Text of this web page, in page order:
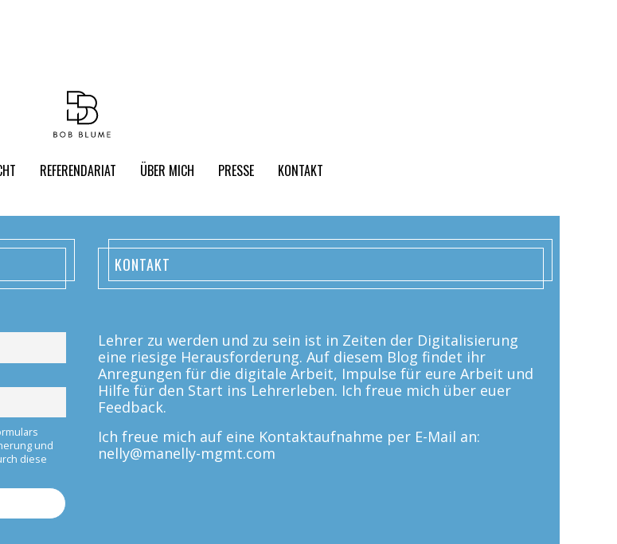
REFERENDARIAT ÜBER MICH PRESSE KONTAKT
und
diese
KONTAKT
Lehrer zu werden und zu sein ist in Zeiten der Digitalisierung
eine riesige Herausforderung. Auf diesem Blog findet ihr
Anregungen für die digitale Arbeit, Impulse für eure Arbeit und
Hilfe für den Start ins Lehrerleben. Ich freue mich über euer
Feedback.
Ich freue mich auf eine Kontaktaufnahme per E-Mail an:
nelly@manelly-mgmt.com